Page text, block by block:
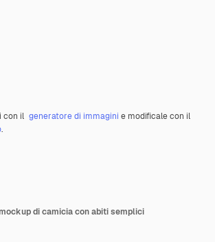
con il generatore di immagini e modificale con il
.
di camicia con abiti semplici